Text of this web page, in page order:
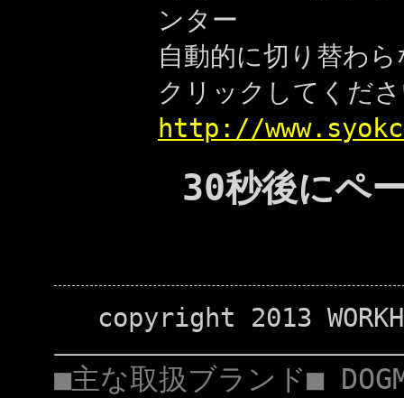
ンター
自動的に切り替わ
クリックしてくだ
http://
30秒後にペ
copyright 2013
■主な取扱ブランド■